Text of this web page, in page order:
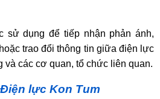
sử dụng để tiếp nhận phản ánh,
trao đổi thông tin giữa điện lực
và các cơ quan, tổ chức liên quan.
lực Kon Tum